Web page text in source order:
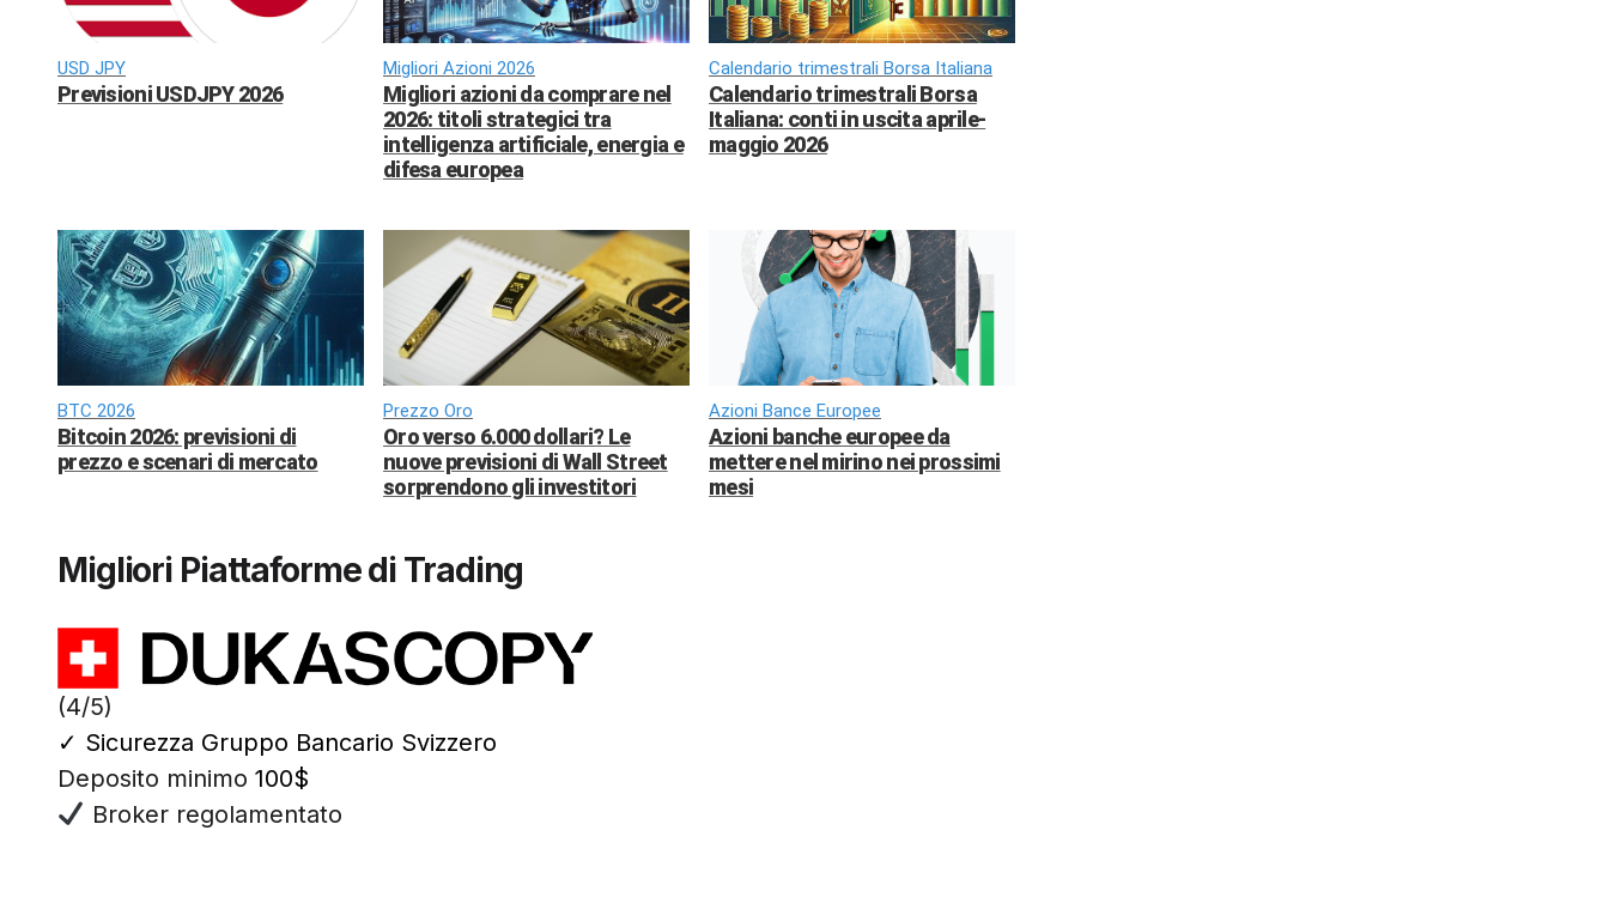
USD JPY
Previsioni USDJPY 2026
Migliori Azioni 2026
Migliori azioni da comprare nel
2026: titoli strategici tra
intelligenza artificiale, energia e
difesa europea
Calendario trimestrali Borsa Italiana
Calendario trimestrali Borsa
Italiana: conti in uscita aprile-
maggio 2026
BTC 2026
Bitcoin 2026: previsioni di
prezzo e scenari di mercato
Prezzo Oro
Oro verso 6.000 dollari? Le
nuove previsioni di Wall Street
sorprendono gli investitori
Azioni Bance Europee
Azioni banche europee da
mettere nel mirino nei prossimi
mesi
Migliori Piattaforme di Trading
(4/5)
✓ Sicurezza Gruppo Bancario Svizzero
Deposito minimo 100$
Broker regolamentato